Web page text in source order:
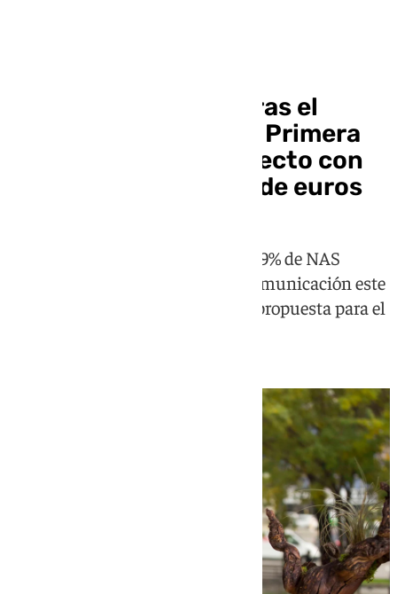
Blue Bay reaparece tras el
ascenso del Málaga a Primera
presentando un proyecto con
más de 600 millones de euros
La cadena hotelera, que posee el 49% de NAS
Spain, convoca a los medios de comunicación este
martes para exponer su enésima propuesta para el